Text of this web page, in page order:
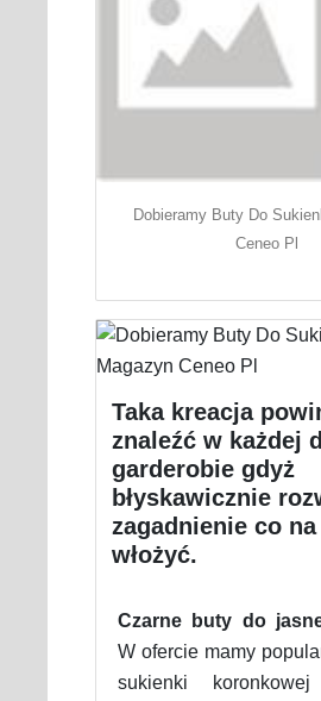
Dobieramy Buty Do
Ceneo Pl
Taka kreacja
znaleźć w każdej
garderobie gdyż
błyskawicznie
zagadnienie co
włożyć.
Czarne buty do
W ofercie mamy
sukienki